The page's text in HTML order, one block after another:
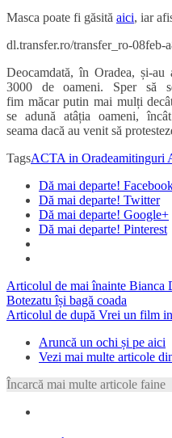
Masca poate fi găsită aici, iar
dl.transfer.ro/transfer_ro-08feb-
Deocamdată, în Oradea, și-au
3000 de oameni. Sper să
fim măcar putin mai mulți
se adună atâția oameni,
seama dacă au venit să
TagsACTA in Oradeamitinguri
Dă mai departe!
Dă mai departe! Twitter
Dă mai departe! Google+
Dă mai departe! Pinterest
Articolul de mai înainte Bianca
Botezatu își bagă coada
Articolul de după Vrei un film
Aruncă un ochi și pe aici
Vezi mai multe articole
Încarcă mai multe articole faine